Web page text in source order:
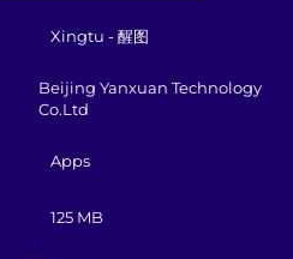
Xingtu - 醒图
Beijing Yanxuan Technology
Co.Ltd
Apps
125 MB